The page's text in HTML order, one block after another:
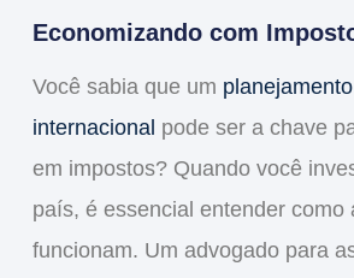
Economizando com
Você sabia que um
internacional pode ser a chave
em impostos? Quando você
país, é essencial entender como
funcionam. Um advogado para